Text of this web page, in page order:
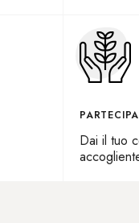
Dai il tuo